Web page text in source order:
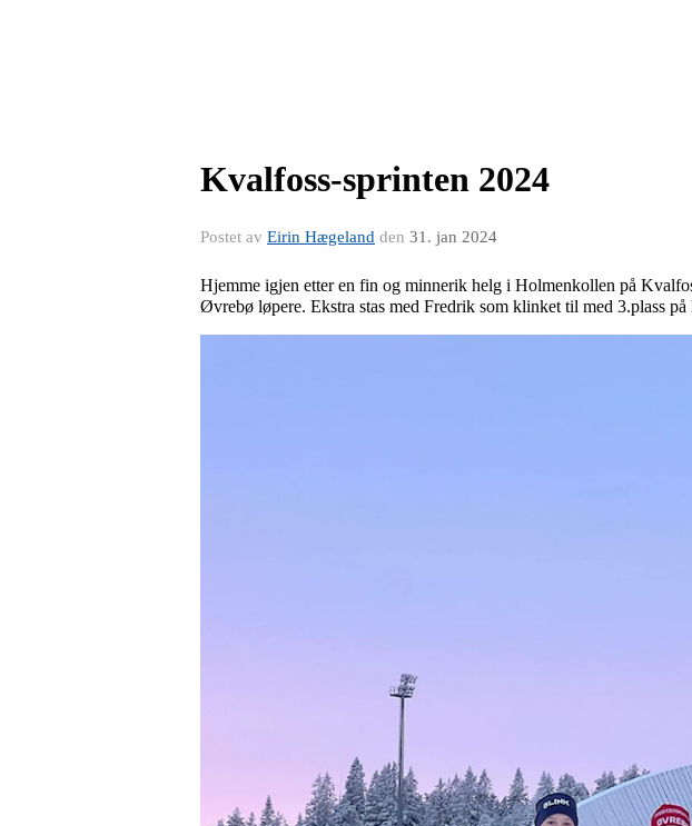
Kvalfoss-sprinten 2024
Postet av Eirin Hægeland den 31. jan 2024
Hjemme igjen etter en fin og minnerik helg i Holmenkollen på
Øvrebø løpere. Ekstra stas med Fredrik som klinket til med 3.plass